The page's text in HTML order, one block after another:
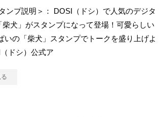
ンプ説明＞： DOSI（ドシ）で人気のデジタ
柴犬」がスタンプになって登場！可愛らしい
いの「柴犬」スタンプでトークを盛り上げよ
ドシ）公式ア